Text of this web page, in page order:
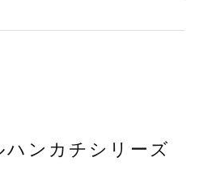
ハンカチシリーズ